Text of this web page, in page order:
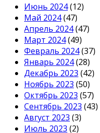
Июнь 2024(12)
Май 2024(47)
Апрель 2024(47)
Март 2024(49)
Февраль 2024(37)
Январь 2024(28)
Декабрь 2023 (42)
Ноябрь 2023 (50)
Октябрь 2023 (57)
Сентябрь 2023 (43)
Август 2023 (3)
Июль 2023 (2)